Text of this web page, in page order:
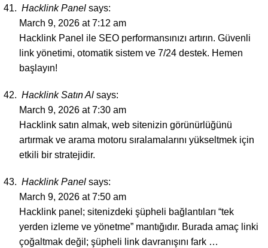
Hacklink Panel says:
March 9, 2026 at 7:12 am
Hacklink Panel ile SEO performansınızı artırın. Güvenli
link yönetimi, otomatik sistem ve 7/24 destek. Hemen
başlayın!
Hacklink Satın Al says:
March 9, 2026 at 7:30 am
Hacklink satın almak, web sitenizin görünürlüğünü
artırmak ve arama motoru sıralamalarını yükseltmek için
etkili bir stratejidir.
Hacklink Panel says:
March 9, 2026 at 7:50 am
Hacklink panel; sitenizdeki şüpheli bağlantıları “tek
yerden izleme ve yönetme” mantığıdır. Burada amaç linki
çoğaltmak değil; şüpheli link davranışını fark …